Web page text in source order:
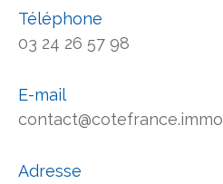
Téléphone
03 24 26 57 98
E-mail
contact@cotefrance.immo
Adresse